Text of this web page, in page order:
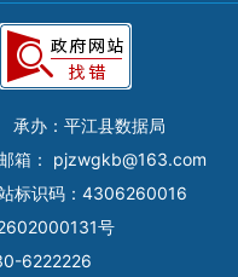
承办：平江县数据局
箱： pjzwgkb@163.com
标识码：4306260016
号
6222226